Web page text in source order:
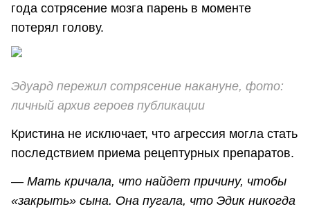
года сотрясение мозга парень в моменте
потерял голову.
Эдуард пережил сотрясение накануне, фото:
личный архив героев публикации
Кристина не исключает, что агрессия могла стать
последствием приема рецептурных препаратов.
— Мать кричала, что найдет причину, чтобы
«закрыть» сына. Она пугала, что Эдик никогда